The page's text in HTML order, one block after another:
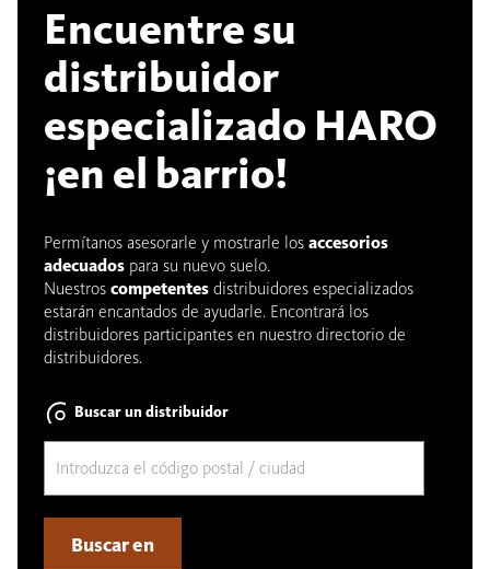
Encuentre su
distribuidor
especializado HARO
¡en el barrio!
Permítanos asesorarle y mostrarle los accesorios
adecuados para su nuevo suelo.
Nuestros competentes distribuidores especializados
estarán encantados de ayudarle. Encontrará los
distribuidores participantes en nuestro directorio de
distribuidores.
Buscar un distribuidor
Buscar en